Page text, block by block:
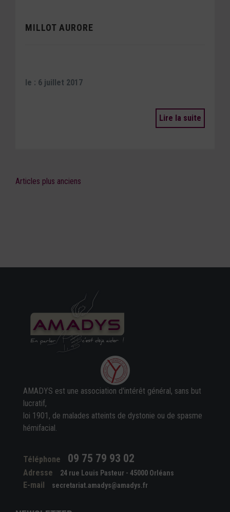
MILLOT AURORE
le : 6 juillet 2017
Lire la suite
Articles plus anciens
AMADYS est une association d'intérêt général, sans but
lucratif,
loi 1901, de malades atteints de dystonie ou de spasme
hémifacial.
Téléphone 09 75 79 93 02
Adresse 24 rue Louis Pasteur - 45000 Orléans
E-mail secretariat.amadys@amadys.fr